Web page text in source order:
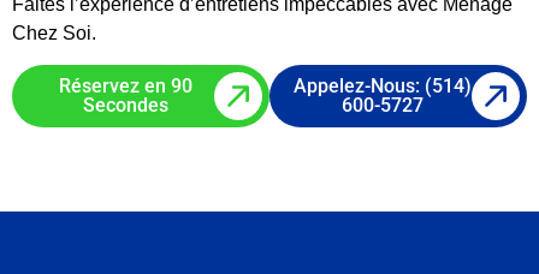
Chez Soi.
Réservez en 90
Secondes
Appelez-Nous: (514)
600-5727